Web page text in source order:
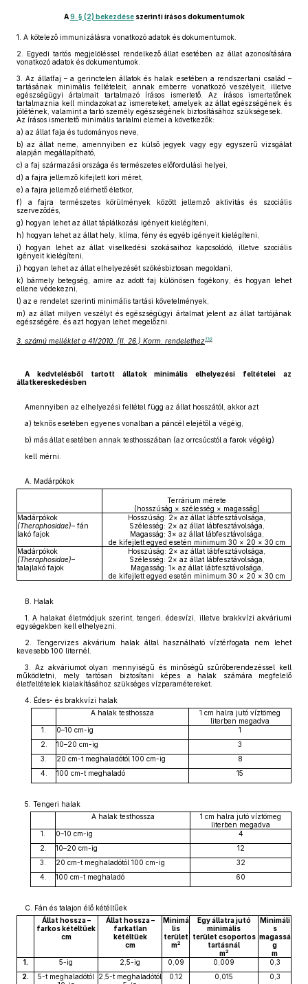
A9. § (2) bekezdéseszerinti írásos dokumentumok
1. A kötelező immunizálásra vonatkozó adatok és dokumentumok.
2.
Egyedi tartós megjelöléssel rendelkező állat esetében az állat azonosítására
vonatkozó adatok és dokumentumok.
3.
Az állatfaj – a gerinctelen állatok és halak esetében a rendszertani család –
tartásának minimális feltételeit, annak emberre vonatkozó veszélyeit, illetve
egészségügyi ártalmait tartalmazó írásos ismertető. Az írásos ismertetőnek
tartalmaznia kell mindazokat az ismereteket, amelyek az állat egészségének és
jólétének, valamint a tartó személy egészségének biztosításához szükségesek.
Az írásos ismertető minimális tartalmi elemei a következők:
a) az állat faja és tudományos neve,
b) az állat neme, amennyiben ez külső jegyek vagy egy egyszerű vizsgálat
alapján megállapítható,
c) a faj származási országa és természetes előfordulási helyei,
d) a fajra jellemző kifejlett kori méret,
e) a fajra jellemző elérhető életkor,
f) a fajra természetes körülmények között jellemző aktivitás és szociális
szerveződés,
g) hogyan lehet az állat táplálkozási igényeit kielégíteni,
h) hogyan lehet az állat hely, klíma, fény és egyéb igényeit kielégíteni,
i) hogyan lehet az állat viselkedési szokásaihoz kapcsolódó, illetve szociális
igényeit kielégíteni,
j) hogyan lehet az állat elhelyezését szökésbiztosan megoldani,
k) bármely betegség, amire az adott faj különösen fogékony, és hogyan lehet
ellene védekezni,
l) az e rendelet szerinti minimális tartási követelmények,
m) az állat milyen veszélyt és egészségügyi ártalmat jelent az állat tartójának
egészségére, és azt hogyan lehet megelőzni.
3. számú melléklet a 41/2010. (II. 26.) Korm. rendelethez119
A kedvtelésből tartott állatok minimális elhelyezési feltételei az
állatkereskedésben
Amennyiben az elhelyezési feltétel függ az állat hosszától, akkor azt
a) teknős esetében egyenes vonalban a páncél elejétől a végéig,
b) más állat esetében annak testhosszában (az orrcsúcstól a farok végéig)
kell mérni.
A. Madárpókok
Terrárium mérete
(hosszúság × szélesség × magasság)
Madárpókok
(Theraphosidae)– fán
lakó fajok
Hosszúság: 2× az állat lábfesztávolsága,
Szélesség: 2× az állat lábfesztávolsága,
Magasság: 3× az állat lábfesztávolsága,
de kifejlett egyed esetén minimum 30 × 20 × 30 cm
Madárpókok
(Theraphosidae)–
talajlakó fajok
Hosszúság: 2× az állat lábfesztávolsága,
Szélesség: 2× az állat lábfesztávolsága,
Magasság: 1× az állat lábfesztávolsága,
de kifejlett egyed esetén minimum 30 × 20 × 30 cm
B. Halak
1. A halakat életmódjuk szerint, tengeri, édesvízi, illetve brakkvízi akváriumi
egységekben kell elhelyezni.
2. Tengervizes akvárium halak által használható víztérfogata nem lehet
kevesebb 100 liternél.
3. Az akváriumot olyan mennyiségű és minőségű szűrőberendezéssel kell
működtetni, mely tartósan biztosítani képes a halak számára megfelelő
életfeltételek kialakításához szükséges vízparamétereket.
4. Édes- és brakkvízi halak
A halak testhossza
1 cm halra jutó víztömeg
literben megadva
1.
0–10 cm-ig
1
2.
10–20 cm-ig
3
3.
20 cm-t meghaladótól 100 cm-ig
8
4.
100 cm-t meghaladó 15
5. Tengeri halak
A halak testhossza
1 cm halra jutó víztömeg
literben megadva
1.
0–10 cm-ig
4
2.
10–20 cm-ig
12
3.
20 cm-t meghaladótól 100 cm-ig
32
4.
100 cm-t meghaladó 60
C. Fán és talajon élő kétéltűek
Állat hossza –
farkos kétéltűek
cm
Állat hossza –
farkatlan
kétéltűek
cm
Minimá
lis
terület
m2
Egy állatra jutó
minimális
terület csoportos
tartásnál
m2
Minimáli
s
magassá
g
m
1.
5-ig 2,5-ig 0,09 0,009
0,3
2.
5-t meghaladótól
2,5-t meghaladótól
0,12 0,015 0,3